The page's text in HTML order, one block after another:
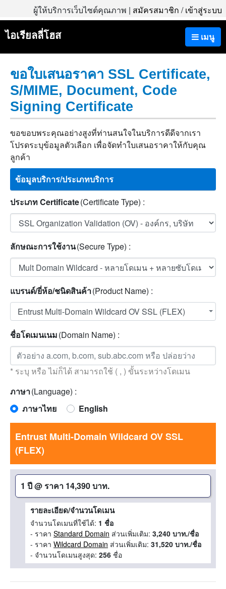
ผู้ให้บริการเว็บไซต์คุณภาพ | สมัครสมาชิก /เข้าสู่ระบบ
เมนู
ไอเรียลลี่โฮส
ขอใบเสนอราคา SSL Certificate,
S/MIME, Document, Code
Signing Certificate
ขอขอบพระคุณอย่างสูงที่ท่านสนใจในบริการดีดีจากเรา
โปรดระบุข้อมูลตัวเลือก เพื่อจัดทำใบเสนอราคาให้กับคุณ
ลูกค้า
ข้อมูลบริการ/ประเภทบริการ
ประเภท Certificate(Certificate Type) :
ลักษณะการใช้งาน(Secure Type) :
แบรนด์/ยี่ห้อ/ชนิดสินค้า(Product Name) :
Entrust Multi-Domain Wildcard OV SSL (FLEX)
ชื่อโดเมนเนม(Domain Name) :
* ระบุ หรือ ไม่ก็ได้ สามารถใช้ ( , ) ขั้นระหว่างโดเมน
ภาษา(Language) :
ภาษาไทย
English
Entrust Multi-Domain Wildcard OV SSL
(FLEX)
1 ปี@ ราคา 14,390 บาท.
รายละเอียด/จำนวนโดเมน
จำนวนโดเมนที่ใช้ได้: 1 ชื่อ
- ราคา Standard Domain ส่วนเพิ่มเติม: 3,240 บาท./ชื่อ
- ราคา Wildcard Domain ส่วนเพิ่มเติม: 31,520 บาท./ชื่อ
- จำนวนโดเมนสูงสุด: 256 ชื่อ